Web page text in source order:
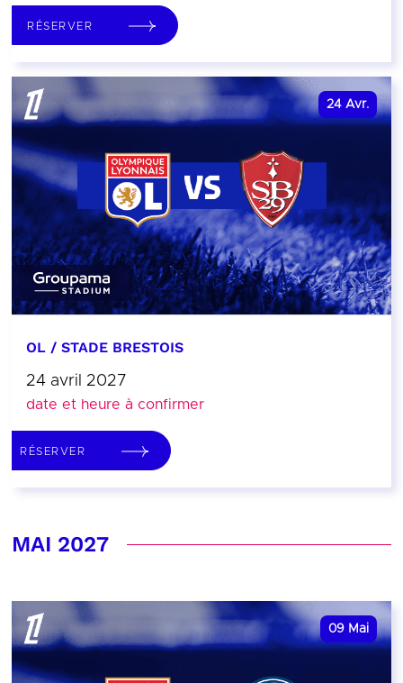
RÉSERVER
24 Avr.
OL / STADE BRESTOIS
24 avril 2027
date et heure à confirmer
RÉSERVER
MAI 2027
09 Mai